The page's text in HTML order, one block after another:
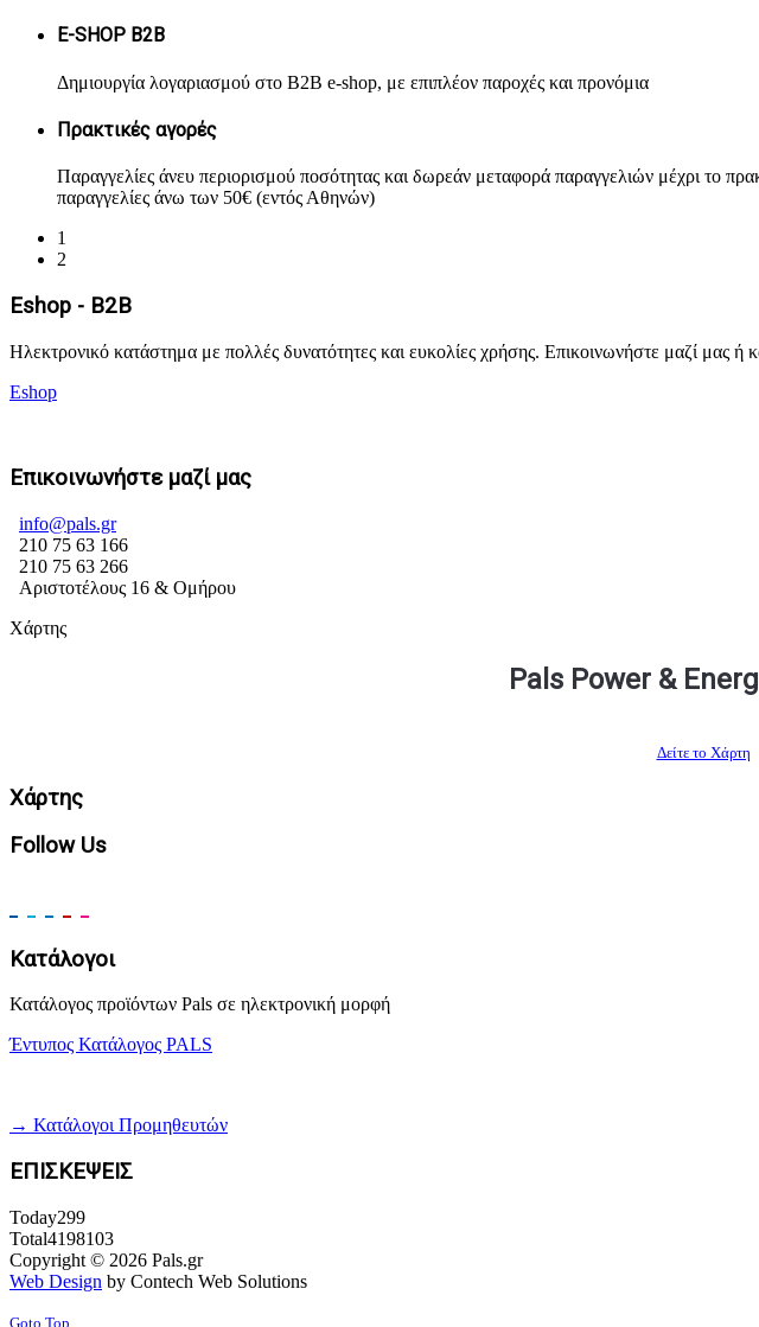
Ε-SHOP B2B
Δημιουργία λογαριασμού στο B2B e-shop, με επιπλέον παροχές και προνόμια
Πρακτικές αγορές
Παραγγελίες άνευ περιορισμού ποσότητας και δωρεάν μεταφορά παραγγελιών μέχρι το
παραγγελίες άνω των 50€ (εντός Αθηνών)
1
2
Eshop - B2B
Ηλεκτρονικό κατάστημα με πολλές δυνατότητες και ευκολίες χρήσης. Επικοινωνήστε μαζί μας ή
Eshop
Επικοινωνήστε μαζί μας
info@pals.gr
210 75 63 166
210 75 63 266
Αριστοτέλους 16 & Ομήρου
Χάρτης
Pals Power &
Δείτε το Χάρτη
Χάρτης
Follow Us
Κατάλογοι
Κατάλογος προϊόντων Pals σε ηλεκτρονική μορφή
Έντυπος Κατάλογος PALS
→ Κατάλογοι Προμηθευτών
ΕΠΙΣΚΕΨΕΙΣ
Today299
Total4198103
Copyright © 2026 Pals.gr
Web Design by Contech Web Solutions
Goto Top